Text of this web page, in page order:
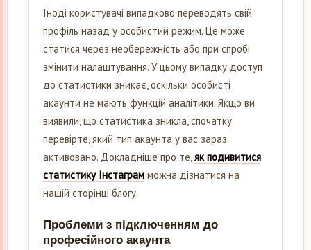
Іноді користувачі випадково переводять свій
профіль назад у особистий режим. Це може
статися через необережність або при спробі
змінити налаштування. У цьому випадку доступ
до статистики зникає, оскільки особисті
акаунти не мають функцій аналітики. Якщо ви
виявили, що статистика зникла, спочатку
перевірте, який тип акаунта у вас зараз
активовано. Докладніше про те,як подивитися
статистику Інстаграм можна дізнатися на
нашій сторінці блогу.
Проблеми з підключенням до
професійного акаунта